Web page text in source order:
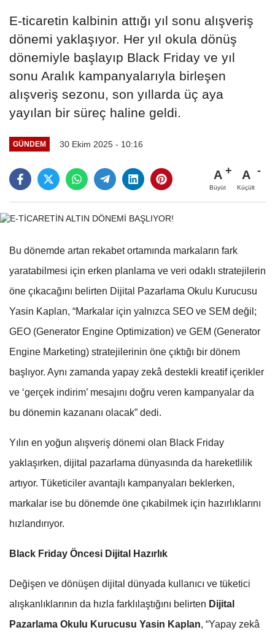
E-ticaretin kalbinin attığı yıl sonu alışveriş
dönemi yaklaşıyor. Her yıl okula dönüş
dönemiyle başlayıp Black Friday ve yıl
sonu Aralık kampanyalarıyla birleşen
alışveriş sezonu, son yıllarda üç aya
yayılan bir süreç haline geldi.
GÜNDEM 30 Ekim 2025 - 10:16
A
Büyüt
A
Küçült
Bu dönemde artan rekabet ortamında markaların fark
yaratabilmesi için erken planlama ve veri odaklı stratejilerin
öne çıkacağını belirten Dijital Pazarlama Okulu Kurucusu
Yasin Kaplan, “Markalar için yalnızca SEO ve SEM değil;
GEO (Generator Engine Optimization) ve GEM (Generator
Engine Marketing) stratejilerinin öne çıktığı bir dönem
başlıyor. Aynı zamanda yapay zekâ destekli kreatif içerikler
ve ‘gerçek indirim’ mesajını doğru veren kampanyalar da
bu dönemin kazananı olacak” dedi.
Yılın en yoğun alışveriş dönemi olan Black Friday
yaklaşırken, dijital pazarlama dünyasında da hareketlilik
artıyor. Tüketiciler avantajlı kampanyaları beklerken,
markalar ise bu dönemde öne çıkabilmek için hazırlıklarını
hızlandırıyor.
Black Friday Öncesi Dijital Hazırlık
Değişen ve dönüşen dijital dünyada kullanıcı ve tüketici
alışkanlıklarının da hızla farklılaştığını belirten Dijital
Pazarlama Okulu Kurucusu Yasin Kaplan, “Yapay zekâ